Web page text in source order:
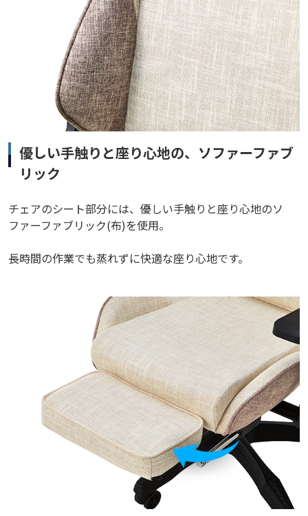
優しい手触りと座り心地の、ソファーファブ
リック
チェアのシート部分には、優しい手触りと座り心地のソ
ファーファブリック(布)を使用。
長時間の作業でも蒸れずに快適な座り心地です。